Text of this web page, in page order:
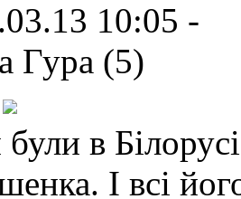
10:05 -
Гура (5)
в
І всі